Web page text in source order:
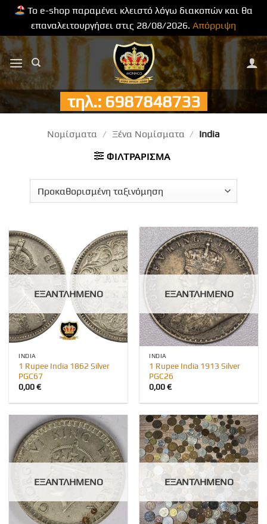
Το e-shop παραμένει κλειστό λόγω διακοπών και θα
επαναλειτουργήσει στις 28/08/2026. Απόρριψη
Μετάβαση
στο
περιεχόμενο
τηλ.: 6987848733
Νομίσματα / Ξένα Νομίσματα / India
ΦΙΛΤΡΆΡΙΣΜΑ
ΕΞΑΝΤΛΗΜΈΝΟ
INDIA
1 Rupee India 1862 Silver
PGC67
0,00€
ΕΞΑΝΤΛΗΜΈΝΟ
INDIA
1 Rupee India 1913 Silver
PGC26
0,00€
ΕΞΑΝΤΛΗΜΈΝΟ ΕΞΑΝΤΛΗΜΈΝΟ